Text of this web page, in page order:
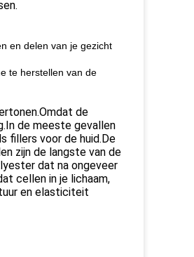
en delen van je gezicht
te herstellen van de
de
de meeste gevallen
fillers voor de huid.De
zijn de langste van de
dat na ongeveer
cellen in je lichaam,
en elasticiteit